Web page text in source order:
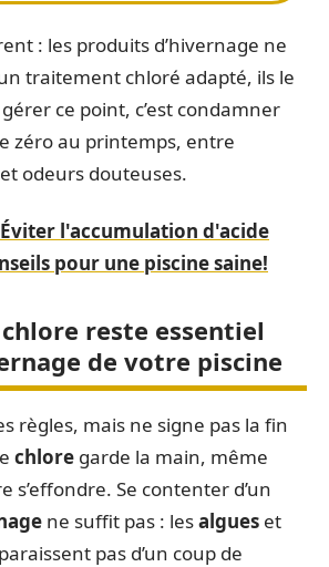
: les produits d’hivernage ne
traitement chloré adapté, ils le
ce point, c’est condamner
zéro au printemps, entre
odeurs douteuses.
Éviter l'accumulation d'acide
pour une piscine saine!
reste essentiel
de votre piscine
règles, mais ne signe pas la fin
chlore garde la main, même
s’effondre. Se contenter d’un
ne suffit pas : lesalgues et
pas d’un coup de